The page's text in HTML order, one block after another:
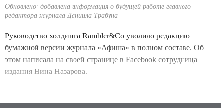
Обновлено: добавлена информация о будущей работе главного
редактора журнала Даниила Трабуна
Руководство холдинга Rambler&Co уволило редакцию
бумажной версии журнала «Афиша» в полном составе. Об
этом написала на своей странице в Facebook сотрудница
издания Нина Назарова.